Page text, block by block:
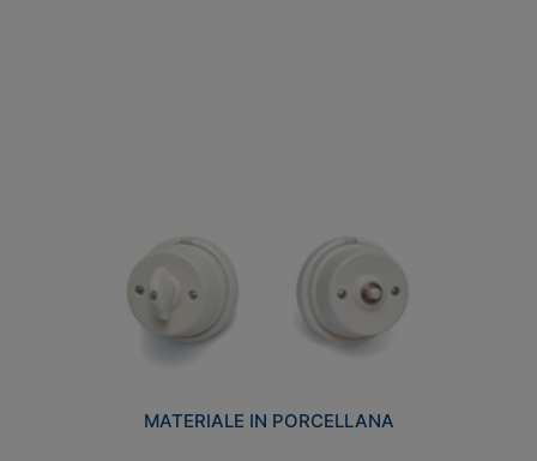
MATERIALE IN PORCELLANA